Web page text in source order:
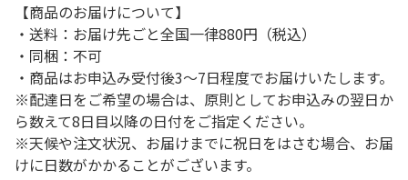
【商品のお届けについて】
・送料：お届け先ごと全国一律880円（税込）
・同梱：不可
・商品はお申込み受付後3～7日程度でお届けいたします。
※配達日をご希望の場合は、原則としてお申込みの翌日か
ら数えて8日目以降の日付をご指定ください。
※天候や注文状況、お届けまでに祝日をはさむ場合、お届
けに日数がかかることがございます。